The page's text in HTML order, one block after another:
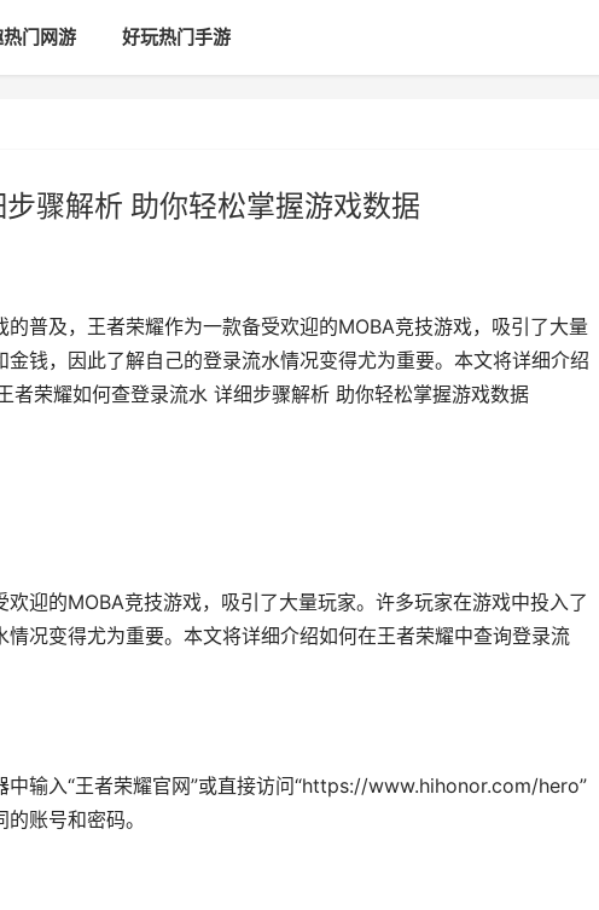
门网游 好玩热门手游
骤解析 助你轻松掌握游戏数据
普及，王者荣耀作为一款备受欢迎的MOBA竞技游戏，吸引了大量
钱，因此了解自己的登录流水情况变得尤为重要。本文将详细介绍
者荣耀如何查登录流水 详细步骤解析 助你轻松掌握游戏数据
迎的MOBA竞技游戏，吸引了大量玩家。许多玩家在游戏中投入了
况变得尤为重要。本文将详细介绍如何在王者荣耀中查询登录流
输入“王者荣耀官网”或直接访问“https://www.hihonor.com/hero”
账号和密码。